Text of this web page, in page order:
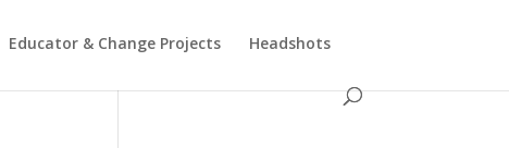
Educator & Change Projects Headshots